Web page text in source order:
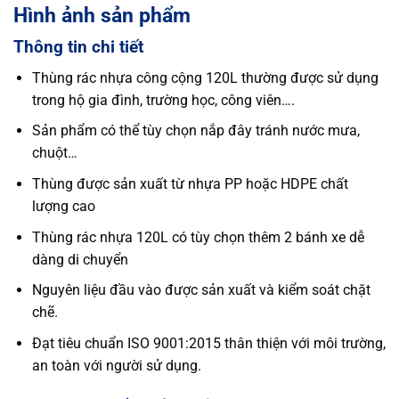
Hình ảnh sản phẩm
Thông tin chi tiết
Thùng rác nhựa công cộng 120L thường được sử dụng
trong hộ gia đình, trường học, công viên….
Sản phẩm có thể tùy chọn nắp đây tránh nước mưa,
chuột…
Thùng được sản xuất từ nhựa PP hoặc HDPE chất
lượng cao
Thùng rác nhựa 120L có tùy chọn thêm 2 bánh xe dễ
dàng di chuyển
Nguyên liệu đầu vào được sản xuất và kiểm soát chặt
chẽ.
Đạt tiêu chuẩn ISO 9001:2015 thân thiện với môi trường,
an toàn với người sử dụng.